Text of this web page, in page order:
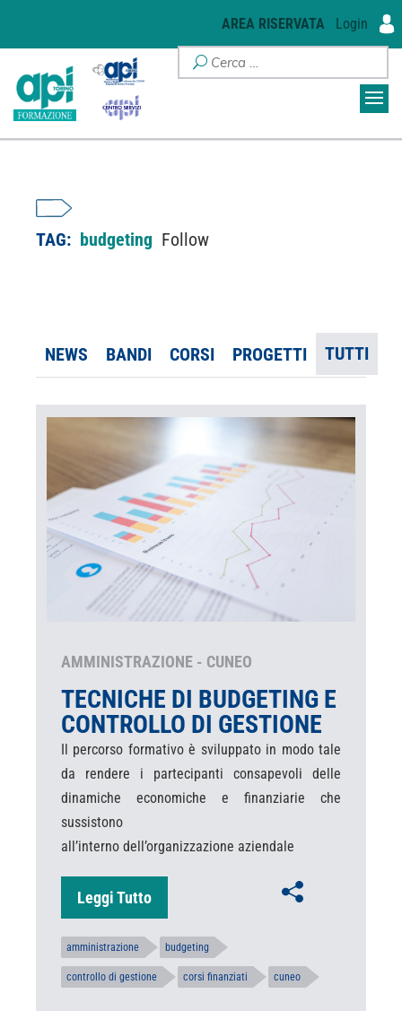
AREA RISERVATA Login
TAG: budgeting Follow
NEWS BANDI CORSI PROGETTI TUTTI
AMMINISTRAZIONE - CUNEO
TECNICHE DI BUDGETING E
CONTROLLO DI GESTIONE
Il percorso formativo è sviluppato in modo tale
da rendere i partecipanti consapevoli delle
dinamiche economiche e finanziarie che
sussistono
all’interno dell’organizzazione aziendale
Leggi Tutto
amministrazione budgeting
controllo di gestione corsi finanziati cuneo